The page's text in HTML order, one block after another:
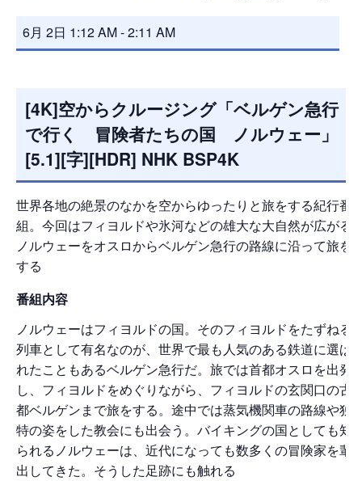
6月 2日 1:12 AM-2:11 AM
[4K]空からクルージング「ベルゲン急行
で行く 冒険者たちの国 ノルウェー」
[5.1][字][HDR] NHK BSP4K
世界各地の絶景のなかを空からゆったりと旅をする紀行番
組。今回はフィヨルドや氷河などの雄大な大自然が広がる
ノルウェーをオスロからベルゲン急行の路線に沿って旅を
する
番組内容
ノルウェーはフィヨルドの国。そのフィヨルドをたずねる
列車として有名なのが、世界で最も人気のある鉄道に選ば
れたこともあるベルゲン急行だ。旅では首都オスロを出発
し、フィヨルドをめぐりながら、フィヨルドの玄関口の古
都ベルゲンまで旅をする。途中では蒸気機関車の路線や独
特の姿をした教会にも出会う。バイキングの国としても知
られるノルウェーは、近代になっても数多くの冒険家を輩
出してきた。そうした足跡にも触れる